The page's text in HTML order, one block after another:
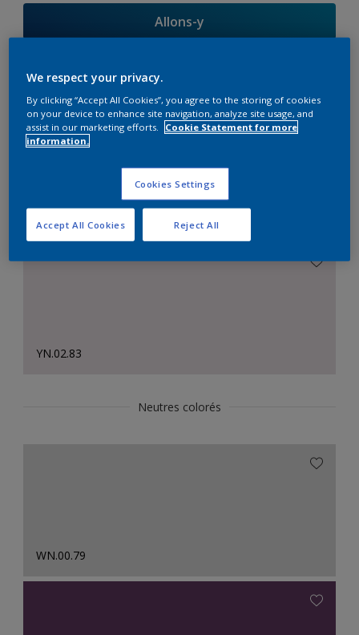
Allons-y
Suggestions
d'Harmonies
Le Blanc Parfait
YN.02.83
Neutres colorés
WN.00.79
We respect your privacy.
By clicking “Accept All Cookies”, you agree to the storing of cookies
on your device to enhance site navigation, analyze site usage, and
assist in our marketing efforts.
Cookie Statement for more
information.
Cookies Settings
Reject All
Accept All Cookies